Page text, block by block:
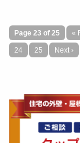
Page 23 of 25 «
24 25 Next ›